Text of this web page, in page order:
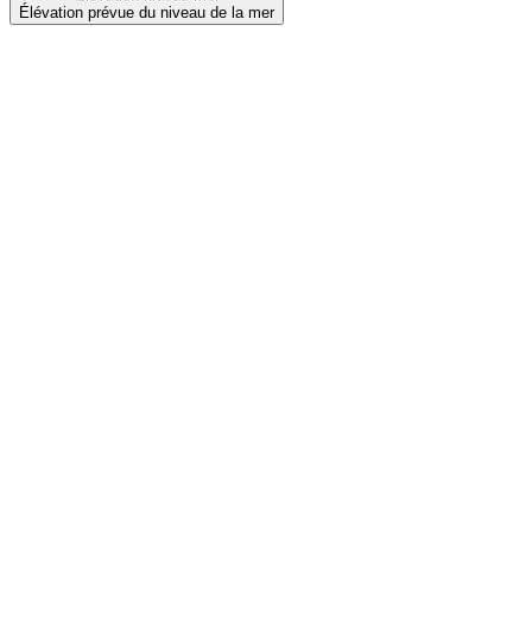
Élévation prévue du niveau de la mer